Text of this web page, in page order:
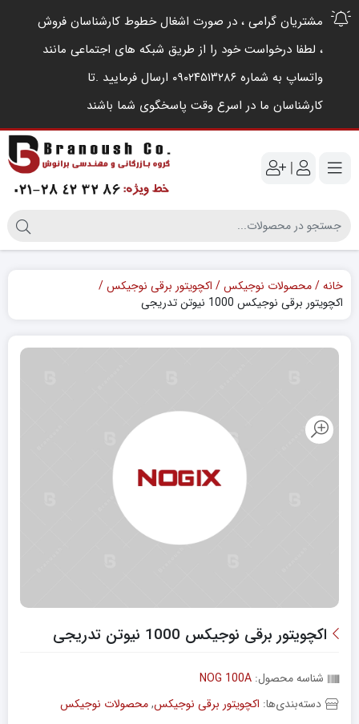
مشتریان گرامی ، در صورت اشغال خطوط کارشناسان فروش
، لطفا درخواست خود را از طریق شبکه های اجتماعی مانند
واتساپ به شماره ۰۹۰۲۴۵۱۳۲۸۶ ارسال فرمایید .‌تا
کارشناسان ما در اسرع وقت پاسخگوی شما باشند
|
خانه محصولات نوجیکس
اکچویتور برقی نوجیکس
اکچویتور برقی نوجیکس 1000 نیوتن‌ تدریجی
اکچویتور برقی نوجیکس 1000 نیوتن‌ تدریجی
شناسه محصول: NOG 100A
دسته‌بندی‌ها: اکچویتور برقی نوجیکس,محصولات نوجیکس